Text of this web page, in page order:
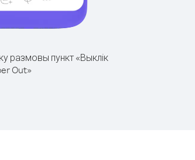
размовы пункт «Выклік
Out»